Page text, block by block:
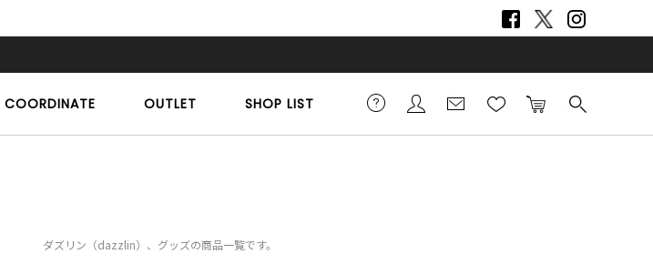
COORDINATE OUTLET SHOP LIST
ダズリン（dazzlin）、グッズの商品一覧です。